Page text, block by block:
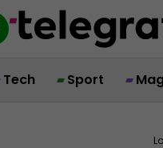
Tech Sport